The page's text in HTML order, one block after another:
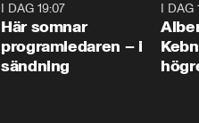
I DAG 19:07
Här somnar
programledaren – i
sändning
I DAG